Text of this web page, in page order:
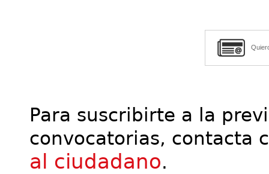
Para suscribirte a la
convocatorias, contacta
al ciudadano.